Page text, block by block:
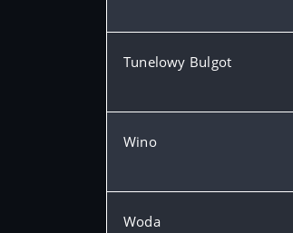
Tunelowy Bulgot
Wino
Woda